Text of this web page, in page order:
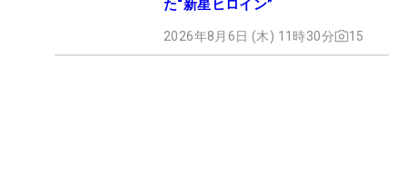
た“新星ヒロイン”
2026年8月6日 (木) 11時30分 15